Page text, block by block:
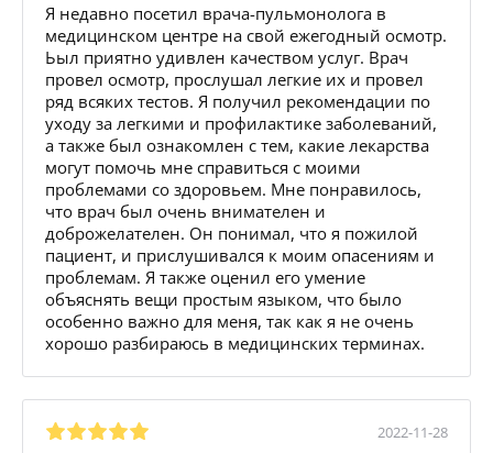
Я недавно посетил врача-пульмонолога в
медицинском центре на свой ежегодный осмотр.
Ьыл приятно удивлен качеством услуг. Врач
провел осмотр, прослушал легкие их и провел
ряд всяких тестов. Я получил рекомендации по
уходу за легкими и профилактике заболеваний,
а также был ознакомлен с тем, какие лекарства
могут помочь мне справиться с моими
проблемами со здоровьем. Мне понравилось,
что врач был очень внимателен и
доброжелателен. Он понимал, что я пожилой
пациент, и прислушивался к моим опасениям и
проблемам. Я также оценил его умение
объяснять вещи простым языком, что было
особенно важно для меня, так как я не очень
хорошо разбираюсь в медицинских терминах.
2022-11-28